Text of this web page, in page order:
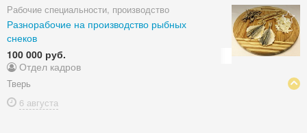
Рабочие специальности, производство
Разнорабочие на производство рыбных
снеков
100 000 руб.
Отдел кадров
Тверь
6 августа